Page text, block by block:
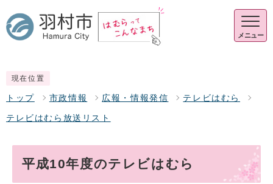
メニュー
現在位置
トップ 市政情報 広報・情報発信 テレビはむら
テレビはむら放送リスト
平成10年度のテレビはむら